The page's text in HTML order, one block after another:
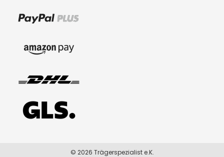
© 2026 Trägerspezialist e.K.